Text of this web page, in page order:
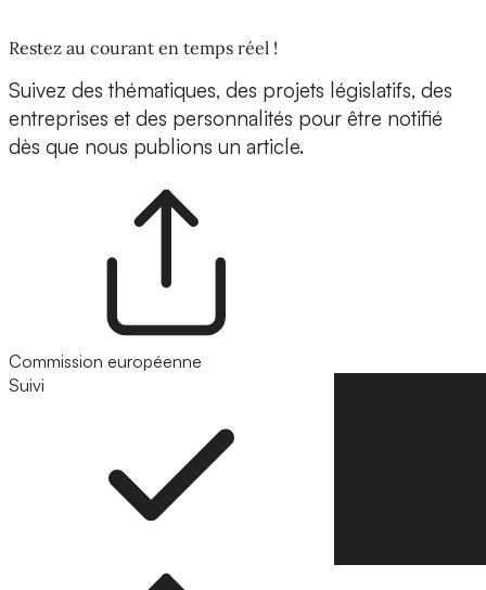
Restez au courant en temps réel !
Suivez des thématiques, des projets législatifs, des
entreprises et des personnalités pour être notifié
dès que nous publions un article.
Commission européenne
Suivi